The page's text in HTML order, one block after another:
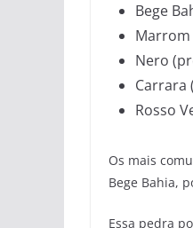
Bege
Nero
Carrara
Rosso
Os mais
Bege Bahia,
Essa pedra